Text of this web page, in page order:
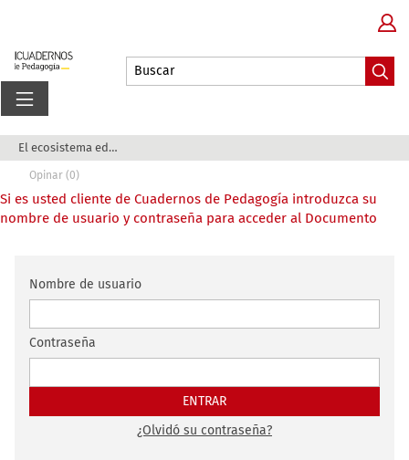
El ecosistema educativo democrático de la Hero ...
Opinar (0)
Si es usted cliente de Cuadernos de Pedagogía introduzca su
nombre de usuario y contraseña para acceder al Documento
Nombre de usuario
Contraseña
¿Olvidó su contraseña?